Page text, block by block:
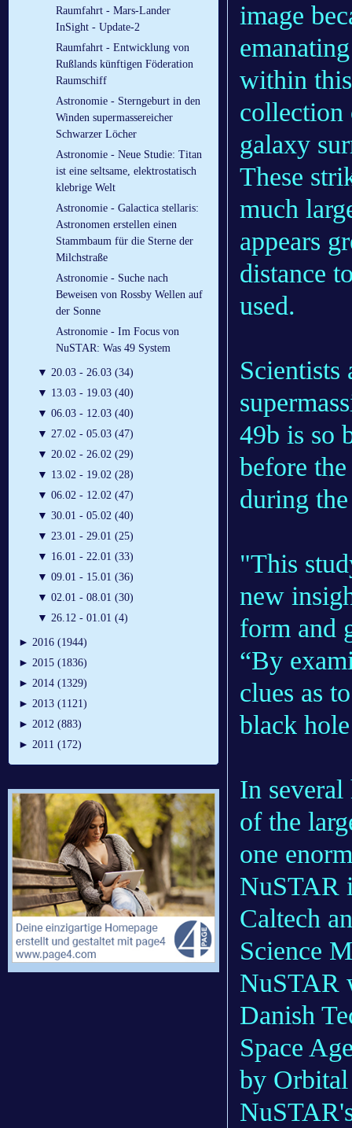
Raumfahrt - Mars-Lander
InSight - Update-2
Raumfahrt - Entwicklung von
Rußlands künftigen Föderation
Raumschiff
Astronomie - Sterngeburt in den
Winden supermassereicher
Schwarzer Löcher
Astronomie - Neue Studie: Titan
ist eine seltsame, elektrostatisch
klebrige Welt
Astronomie - Galactica stellaris:
Astronomen erstellen einen
Stammbaum für die Sterne der
Milchstraße
Astronomie - Suche nach
Beweisen von Rossby Wellen auf
der Sonne
Astronomie - Im Focus von
NuSTAR: Was 49 System
▼ 20.03 - 26.03 (34)
▼ 13.03 - 19.03 (40)
▼ 06.03 - 12.03 (40)
▼ 27.02 - 05.03 (47)
▼ 20.02 - 26.02 (29)
▼ 13.02 - 19.02 (28)
▼ 06.02 - 12.02 (47)
▼ 30.01 - 05.02 (40)
▼ 23.01 - 29.01 (25)
▼ 16.01 - 22.01 (33)
▼ 09.01 - 15.01 (36)
▼ 02.01 - 08.01 (30)
▼ 26.12 - 01.01 (4)
► 2016 (1944)
► 2015 (1836)
► 2014 (1329)
► 2013 (1121)
► 2012 (883)
► 2011 (172)
image
within
collection
galaxy
These
much
appears
distance
used.
49b is so
before
during
"This
new
form and
“By
clues as
black
In
of the
one
NuSTAR
Caltech
Science
NuSTAR
Danish
Space
by